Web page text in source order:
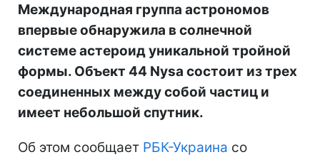
Международная группа астрономов
впервые обнаружила в солнечной
системе астероид уникальной тройной
формы. Объект 44 Nysa состоит из трех
соединенных между собой частиц и
имеет небольшой спутник.
Об этом сообщает РБК-Украина со